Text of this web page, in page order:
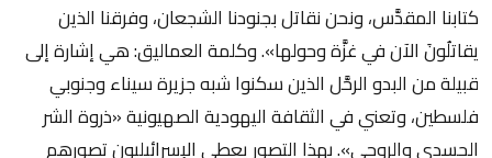
كتابنا المقدَّس، ونحن نقاتل بجنودنا الشجعان، وفرقنا الذين
يقاتلُونَ الآن في غزَّة وحولها». وكلمة العماليق: هي إشارة إلى
قبيلة من البدو الرحَّل الذين سكنوا شبه جزيرة سيناء وجنوبي
فلسطين، وتعني في الثقافة اليهودية الصهيونية «ذروة الشر
الجسدي والروحي». بهذا التصور يعطي الإسرائيليون تصورهم